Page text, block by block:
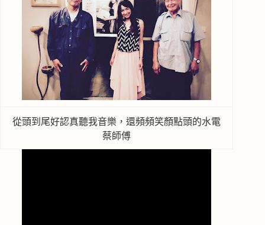
從頭到尾好認真聽我音樂，還頻頻笑顏點頭的水電
蔡師傅